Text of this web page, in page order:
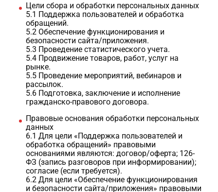
Цели сбора и обработки персональных данных
5.1 Поддержка пользователей и обработка
обращений.
5.2 Обеспечение функционирования и
безопасности сайта/приложения.
5.3 Проведение статистического учета.
5.4 Продвижение товаров, работ, услуг на
рынке.
5.5 Проведение мероприятий, вебинаров и
рассылок.
5.6 Подготовка, заключение и исполнение
гражданско-правового договора.
Правовые основания обработки персональных
данных
6.1 Для цели «Поддержка пользователей и
обработка обращений» правовыми
основаниями являются: договор/оферта; 126-
ФЗ (запись разговоров при информировании);
согласие (если требуется).
6.2 Для цели «Обеспечение функционирования
и безопасности сайта/приложения» правовыми